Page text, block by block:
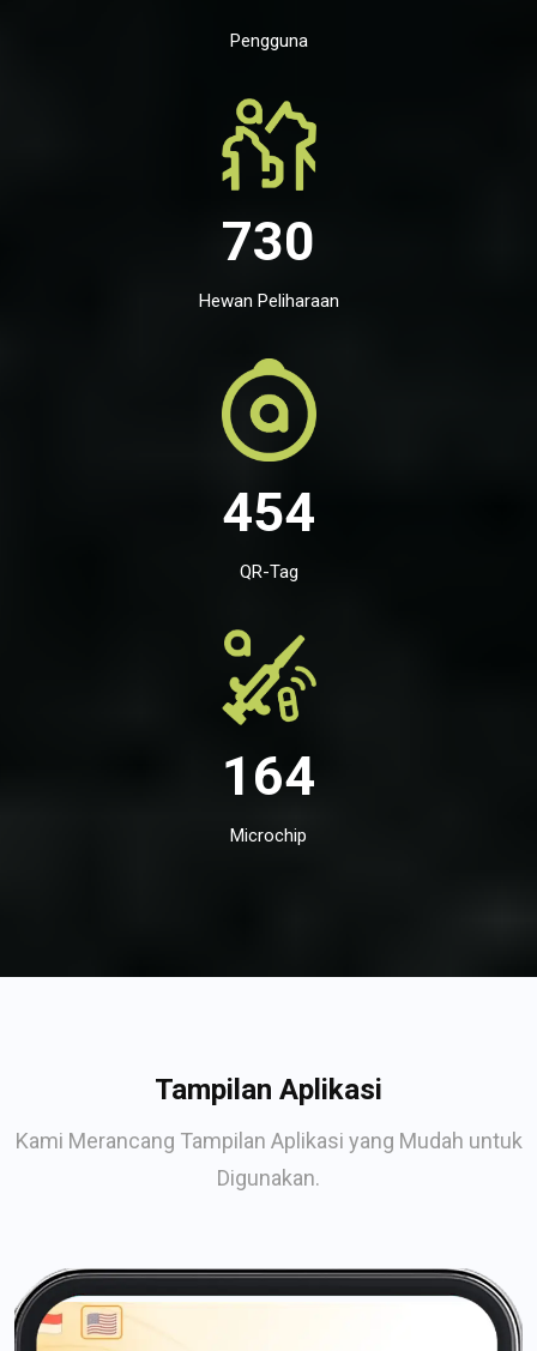
Pengguna
730
Hewan Peliharaan
454
QR-Tag
164
Microchip
Tampilan Aplikasi
Kami Merancang Tampilan Aplikasi yang Mudah untuk
Digunakan.